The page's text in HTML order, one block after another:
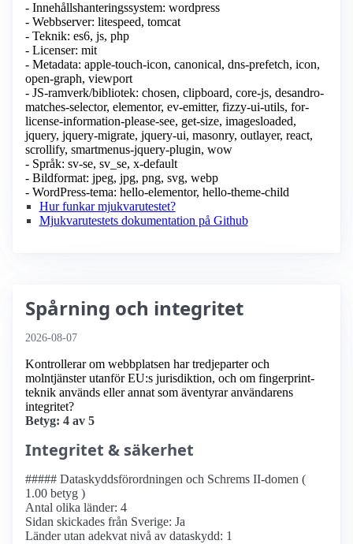
- Innehållshanteringssystem: wordpress
- Webbserver: litespeed, tomcat
- Teknik: es6, js, php
- Licenser: mit
- Metadata: apple-touch-icon, canonical, dns-prefetch, icon,
open-graph, viewport
- JS-ramverk/bibliotek: chosen, clipboard, core-js, desandro-
matches-selector, elementor, ev-emitter, fizzy-ui-utils, for-
license-information-please-see, get-size, imagesloaded,
jquery, jquery-migrate, jquery-ui, masonry, outlayer, react,
scrollify, smartmenus-jquery-plugin, wow
- Språk: sv-se, sv_se, x-default
- Bildformat: jpeg, jpg, png, svg, webp
- WordPress-tema: hello-elementor, hello-theme-child
Hur funkar mjukvarutestet?
Mjukvarutestets dokumentation på Github
Spårning och integritet
2026-08-07
Kontrollerar om webbplatsen har tredjeparter och
molntjänster utanför EU:s jurisdiktion, och om fingerprint-
teknik används eller annat som äventyrar användarens
integritet?
Betyg: 4 av 5
Integritet & säkerhet
##### Dataskyddsförordningen och Schrems II-domen (
1.00 betyg )
Antal olika länder: 4
Sidan skickades från Sverige: Ja
Länder utan adekvat nivå av dataskydd: 1